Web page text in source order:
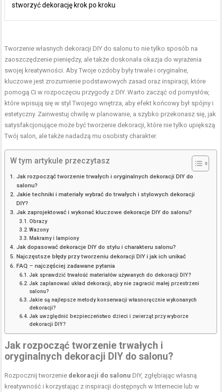
stworzyć dekorację krok po kroku
Tworzenie własnych dekoracji DIY do salonu to nie tylko sposób na
zaoszczędzenie pieniędzy, ale także doskonała okazja do wyrażenia
swojej kreatywności. Aby Twoje ozdoby były trwałe i oryginalne,
kluczowe jest zrozumienie podstawowych zasad oraz inspiracji, które
pomogą Ci w rozpoczęciu przygody z DIY. Warto zacząć od pomysłów,
które wpisują się w styl Twojego wnętrza, aby efekt końcowy był spójny i
estetyczny. Zainwestuj chwilę w planowanie, a szybko przekonasz się, jak
satysfakcjonujące może być tworzenie dekoracji, które nie tylko upiększą
Twój salon, ale także nadadzą mu osobisty charakter.
W tym artykule przeczytasz
Jak rozpocząć tworzenie trwałych i oryginalnych dekoracji DIY do
salonu?
Jakie techniki i materiały wybrać do trwałych i stylowych dekoracji
DIY?
Jak zaprojektować i wykonać kluczowe dekoracje DIY do salonu?
Obrazy
Wazony
Makramy i lampiony
Jak dopasować dekoracje DIY do stylu i charakteru salonu?
Najczęstsze błędy przy tworzeniu dekoracji DIY i jak ich unikać
FAQ – najczęściej zadawane pytania
Jak sprawdzić trwałość materiałów używanych do dekoracji DIY?
Jak zaplanować układ dekoracji, aby nie zagracić małej przestrzeni
salonu?
Jakie są najlepsze metody konserwacji własnoręcznie wykonanych
dekoracji?
Jak uwzględnić bezpieczeństwo dzieci i zwierząt przy wyborze
dekoracji DIY?
Jak rozpocząć tworzenie trwałych i
oryginalnych dekoracji DIY do salonu?
Rozpocznij tworzenie dekoracji do salonu DIY, zgłębiając własną
kreatywność i korzystając z inspiracji dostępnych w Internecie lub w